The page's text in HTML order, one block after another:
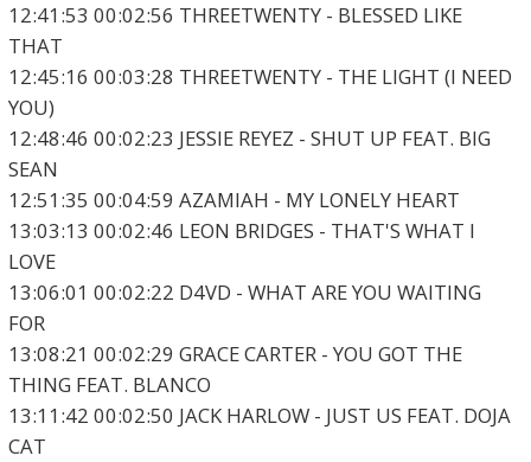
12:41:53 00:02:56 THREETWENTY - BLESSED LIKE
THAT
12:45:16 00:03:28 THREETWENTY - THE LIGHT (I NEED
YOU)
12:48:46 00:02:23 JESSIE REYEZ - SHUT UP FEAT. BIG
SEAN
12:51:35 00:04:59 AZAMIAH - MY LONELY HEART
13:03:13 00:02:46 LEON BRIDGES - THAT'S WHAT I
LOVE
13:06:01 00:02:22 D4VD - WHAT ARE YOU WAITING
FOR
13:08:21 00:02:29 GRACE CARTER - YOU GOT THE
THING FEAT. BLANCO
13:11:42 00:02:50 JACK HARLOW - JUST US FEAT. DOJA
CAT